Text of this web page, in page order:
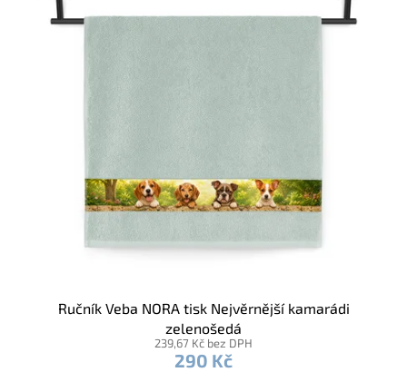
Ručník Veba NORA tisk Nejvěrnější kamarádi
zelenošedá
239,67 Kč bez DPH
290 Kč